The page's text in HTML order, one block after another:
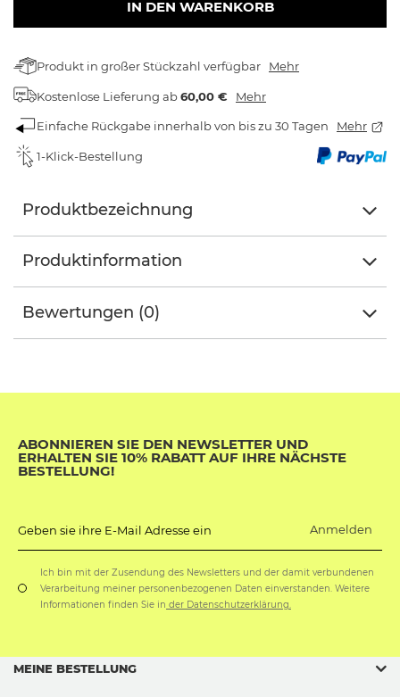
IN DEN WARENKORB
Produkt in großer Stückzahl verfügbar Mehr
Kostenlose Lieferung ab60,00 € Mehr
Einfache Rückgabe innerhalb von bis zu 30 Tagen Mehr
1-Klick-Bestellung
Produktbezeichnung
Produktinformation
Bewertungen (0)
ABONNIEREN SIE DEN NEWSLETTER UND
ERHALTEN SIE 10% RABATT AUF IHRE NÄCHSTE
BESTELLUNG!
Geben sie ihre E-Mail Adresse ein Anmelden
Ich bin mit der Zusendung des Newsletters und der damit verbundenen
Verarbeitung meiner personenbezogenen Daten einverstanden. Weitere
Informationen finden Sie in der Datenschutzerklärung.
MEINE BESTELLUNG